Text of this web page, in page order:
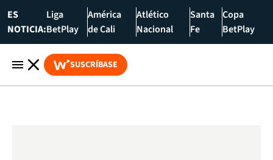
ES
NOTICIA:
Liga
BetPlay
América
de Cali
Atlético
Nacional
Santa
Fe
Copa
BetPlay
SUSCRÍBASE